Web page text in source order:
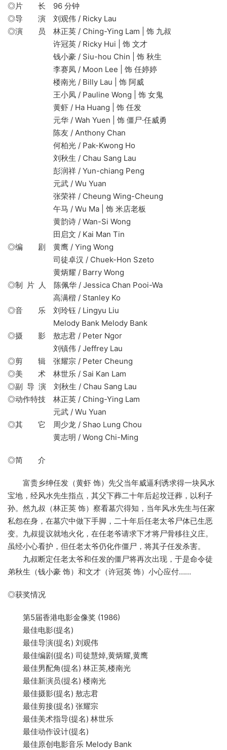
◎片 长 96 分钟
◎导 演 刘观伟 / Ricky Lau
◎演 员 林正英 / Ching-Ying Lam | 饰 九叔
许冠英 / Ricky Hui | 饰 文才
钱小豪 / Siu-hou Chin | 饰 秋生
李赛凤 / Moon Lee | 饰 任婷婷
楼南光 / Billy Lau | 饰 阿威
王小凤 / Pauline Wong | 饰 女鬼
黄虾 / Ha Huang | 饰 任发
元华 / Wah Yuen | 饰 僵尸·任威勇
陈友 / Anthony Chan
何柏光 / Pak-Kwong Ho
刘秋生 / Chau Sang Lau
彭润祥 / Yun-chiang Peng
元武 / Wu Yuan
张荣祥 / Cheung Wing-Cheung
午马 / Wu Ma | 饰 米店老板
黄韵诗 / Wan-Si Wong
田启文 / Kai Man Tin
◎编 剧 黄鹰 / Ying Wong
司徒卓汉 / Chuek-Hon Szeto
黄炳耀 / Barry Wong
◎制 片 人 陈佩华 / Jessica Chan Pooi-Wa
高满楷 / Stanley Ko
◎音 乐 刘玲钰 / Lingyu Liu
Melody Bank Melody Bank
◎摄 影 敖志君 / Peter Ngor
刘镇伟 / Jeffrey Lau
◎剪 辑 张耀宗 / Peter Cheung
◎美 术 林世乐 / Sai Kan Lam
◎副 导 演 刘秋生 / Chau Sang Lau
◎动作特技 林正英 / Ching-Ying Lam
元武 / Wu Yuan
◎其 它 周少龙 / Shao Lung Chou
黄志明 / Wong Chi-Ming
◎简 介
富贵乡绅任发（黄虾 饰）先父当年威逼利诱求得一块风水
宝地，经风水先生指点，其父下葬二十年后起坟迁葬，以利子
孙。然九叔（林正英 饰）察看墓穴得知，当年风水先生与任家
私怨在身，在墓穴中做下手脚，二十年后任老太爷尸体已生恶
变。九叔提议就地火化，在任老爷请求下才将尸骨移往义庄。
虽经小心看护，但任老太爷仍化作僵尸，将其子任发杀害。
九叔断定任老太爷和任发的僵尸将再次出现，于是命令徒
弟秋生（钱小豪 饰）和文才（许冠英 饰）小心应付……
◎获奖情况
第5届香港电影金像奖 (1986)
最佳电影(提名)
最佳导演(提名) 刘观伟
最佳编剧(提名) 司徒慧焯,黄炳耀,黄鹰
最佳男配角(提名) 林正英,楼南光
最佳新演员(提名) 楼南光
最佳摄影(提名) 敖志君
最佳剪接(提名) 张耀宗
最佳美术指导(提名) 林世乐
最佳动作设计(提名)
最佳原创电影音乐 Melody Bank